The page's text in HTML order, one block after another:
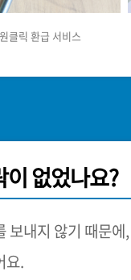
원클릭 환급 서비스
없었나요?
보내지 않기 때문에,
요.